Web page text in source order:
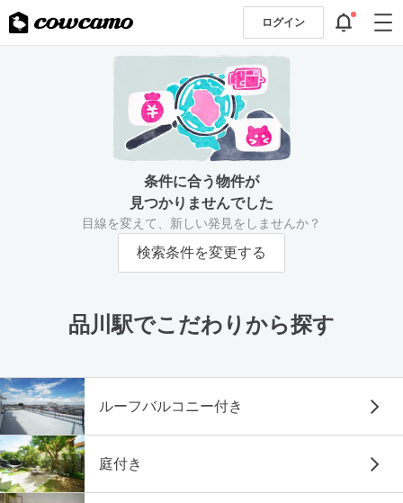
ログイン
条件に合う物件が
見つかりませんでした
目線を変えて、新しい発見をしませんか？
検索条件を変更する
品川駅でこだわりから探す
ルーフバルコニー付き
庭付き